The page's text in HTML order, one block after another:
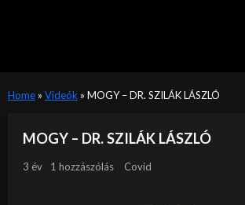
Home» Videók » MOGY – DR. SZILÁK LÁSZLÓ
MOGY – DR. SZILÁK LÁSZLÓ
3 év 1 hozzászólás Covid